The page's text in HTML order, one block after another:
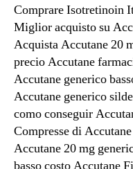
Comprare Isotretinoin
Miglior acquisto su
Acquista Accutane 20
precio Accutane
Accutane generico
Accutane generico
como conseguir
Compresse di Accutane
Accutane 20 mg